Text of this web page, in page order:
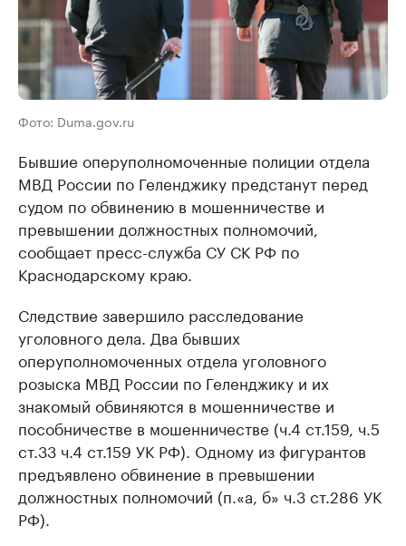
Фото: Duma.gov.ru
Бывшие оперуполномоченные полиции отдела
МВД России по Геленджику предстанут перед
судом по обвинению в мошенничестве и
превышении должностных полномочий,
сообщает пресс-служба СУ СК РФ по
Краснодарскому краю.
Следствие завершило расследование
уголовного дела. Два бывших
оперуполномоченных отдела уголовного
розыска МВД России по Геленджику и их
знакомый обвиняются в мошенничестве и
пособничестве в мошенничестве (ч.4 ст.159, ч.5
ст.33 ч.4 ст.159 УК РФ). Одному из фигурантов
предъявлено обвинение в превышении
должностных полномочий (п.«а, б» ч.3 ст.286 УК
РФ).